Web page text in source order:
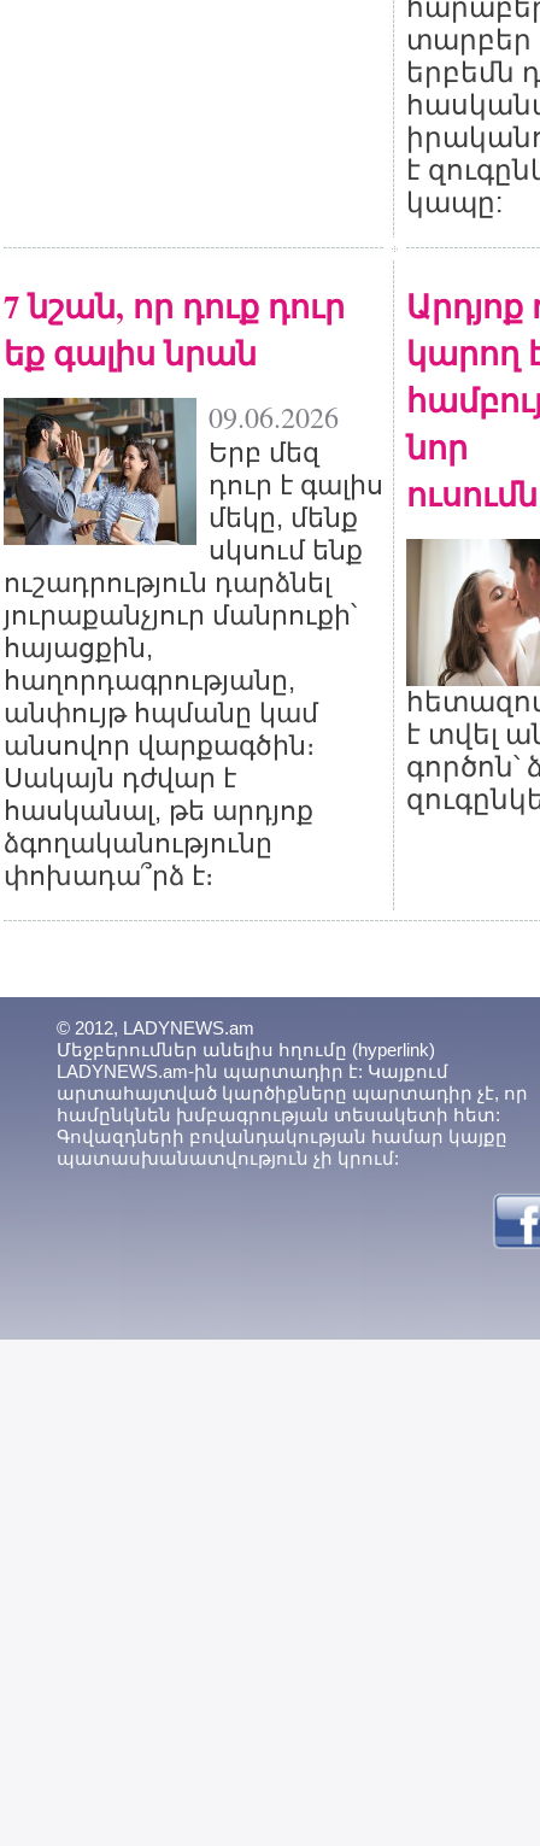
տարբեր
երբեմն
է
կապը:
7 նշան, որ դուք դուր
եք գալիս նրան
09.06.2026
Երբ մեզ
դուր է գալիս
մեկը, մենք
սկսում ենք
ուշադրություն դարձնել
յուրաքանչյուր մանրուքի՝
հայացքին,
հաղորդագրությանը,
անփույթ հպմանը կամ
անսովոր վարքագծին։
Սակայն դժվար է
հասկանալ, թե արդյոք
ձգողականությունը
փոխադա՞րձ է։
կարող
նոր
է տվել
© 2012, LADYNEWS.am
Մեջբերումներ անելիս հղումը (hyperlink)
LADYNEWS.am-ին պարտադիր է: Կայքում
արտահայտված կարծիքները պարտադիր չէ, որ
համընկնեն խմբագրության տեսակետի հետ:
Գովազդների բովանդակության համար կայքը
պատասխանատվություն չի կրում: